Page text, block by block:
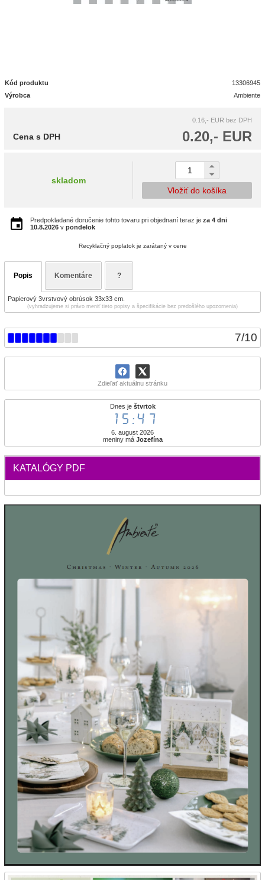
7/10
Zdieľať aktuálnu stránku
Dnes je štvrtok
15:47
6. august 2026
meniny má Jozefína
KATALÓGY PDF
Kód produktu
13306945
Výrobca
Ambiente
0.16,- EUR bez DPH
0.20,- EUR
Cena s DPH
skladom
Vložiť do košíka
Predpokladané doručenie tohto tovaru pri objednaní teraz je za 4 dni
10.8.2026 v pondelok
Recyklačný poplatok je zarátaný v cene
Popis Komentáre ?
Papierový 3vrstvový obrúsok 33x33 cm.
(vyhradzujeme si právo meniť tieto popisy a špecifikácie bez predošlého upozornenia)